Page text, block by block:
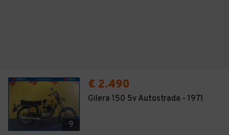
9
€ 2.490
Gilera 150 5v Autostrada - 1971